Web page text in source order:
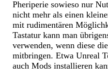
Pheriperie sowieso nur
nicht mehr als einen
mit rudimentären
Tastatur kann man
verwenden, wenn diese
mitbringen. Etwa Unreal
auch Mods installieren